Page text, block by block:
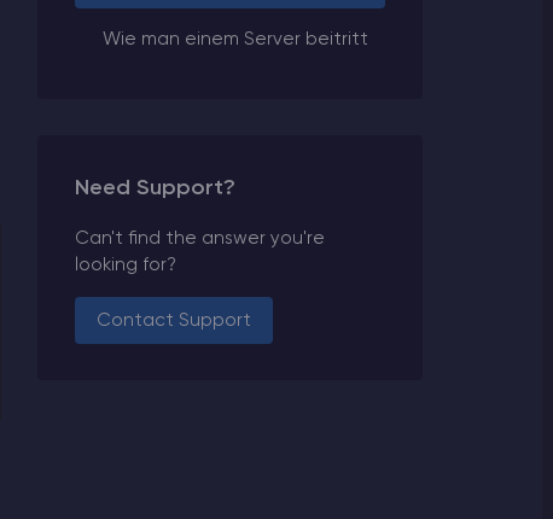
Wie man einem Server beitritt
Need Support?
Can't find the answer you're
looking for?
Contact Support